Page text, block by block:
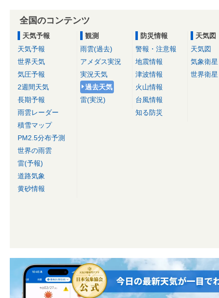
全国のコンテンツ
天気予報
天気予報
世界天気
気圧予報
2週間天気
長期予報
雨雲レーダー
積雪マップ
PM2.5分布予測
世界の雨雲
雷(予報)
道路気象
黄砂情報
観測
雨雲(過去)
アメダス実況
実況天気
過去天気
雷(実況)
防災情報
警報・注意報
地震情報
津波情報
火山情報
台風情報
知る防災
天気図
天気図
気象衛星
世界衛星